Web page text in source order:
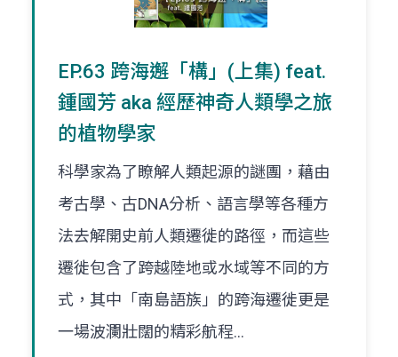
EP.63 跨海邂「構」(上集) feat.
鍾國芳 aka 經歷神奇人類學之旅
的植物學家
科學家為了瞭解人類起源的謎團，藉由
考古學、古DNA分析、語言學等各種方
法去解開史前人類遷徙的路徑，而這些
遷徙包含了跨越陸地或水域等不同的方
式，其中「南島語族」的跨海遷徙更是
一場波瀾壯闊的精彩航程...